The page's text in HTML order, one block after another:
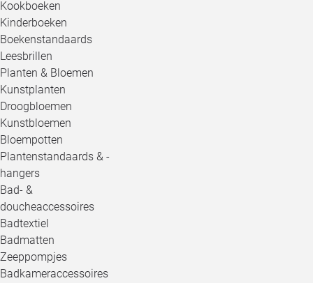
Kookboeken
Kinderboeken
Boekenstandaards
Leesbrillen
Planten & Bloemen
Kunstplanten
Droogbloemen
Kunstbloemen
Bloempotten
Plantenstandaards & -
hangers
Bad- &
doucheaccessoires
Badtextiel
Badmatten
Zeeppompjes
Badkameraccessoires